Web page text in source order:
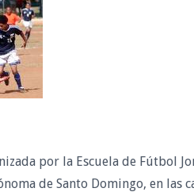
por la Escuela de Fútbol
de Santo Domingo, en las